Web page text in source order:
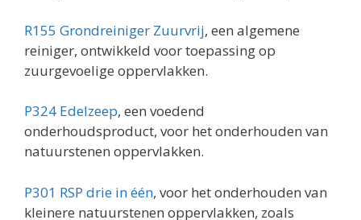
R155 Grondreiniger Zuurvrij, een algemene
reiniger, ontwikkeld voor toepassing op
zuurgevoelige oppervlakken.
P324 Edelzeep, een voedend
onderhoudsproduct, voor het onderhouden van
natuurstenen oppervlakken.
P301 RSP drie in één, voor het onderhouden van
kleinere natuurstenen oppervlakken, zoals